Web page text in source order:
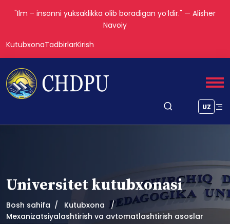
"Ilm – insonni yuksaklikka olib boradigan yoʻldir." — Alisher
Navoiy
KutubxonaTadbirlarKirish
UZ
Universitet kutubxonasi
Bosh sahifa
Kutubxona
Mexanizatsiyalashtirish va avtomatlashtirish asoslar